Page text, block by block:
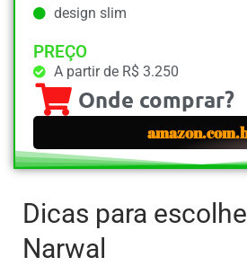
design slim
PREÇO
A partir de R$ 3.250
Onde comprar?
Dicas para
Narwal